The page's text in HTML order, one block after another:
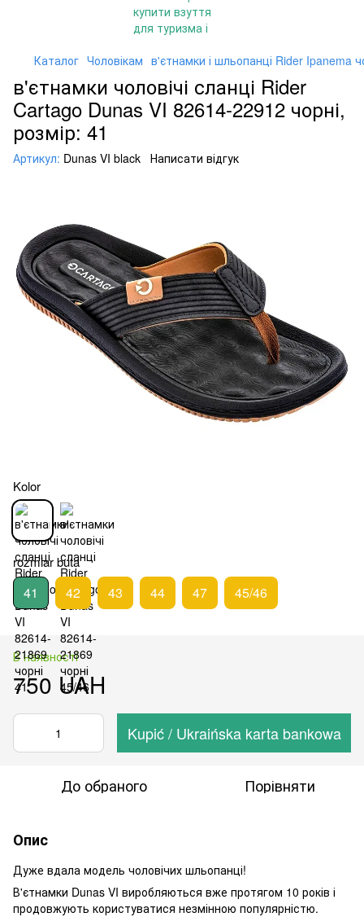
Каталог Чоловікам в'єтнамки і шльопанці Rider Ipanema
в'єтнамки чоловічі сланці Rider
Cartago Dunas VI 82614-22912 чорні,
розмір: 41
Артикул: Dunas VI black Написати відгук
Kolor
rozmiar buta
41 42 43 44 47 45/46
В наявності
750 UAH
Kupić / Ukraińska karta bankowa
До обраного Порівняти
Опис
Дуже вдала модель чоловічих шльопанці!
В'єтнамки Dunas VI виробляються вже протягом 10 років і
продовжують користуватися незмінною популярністю.